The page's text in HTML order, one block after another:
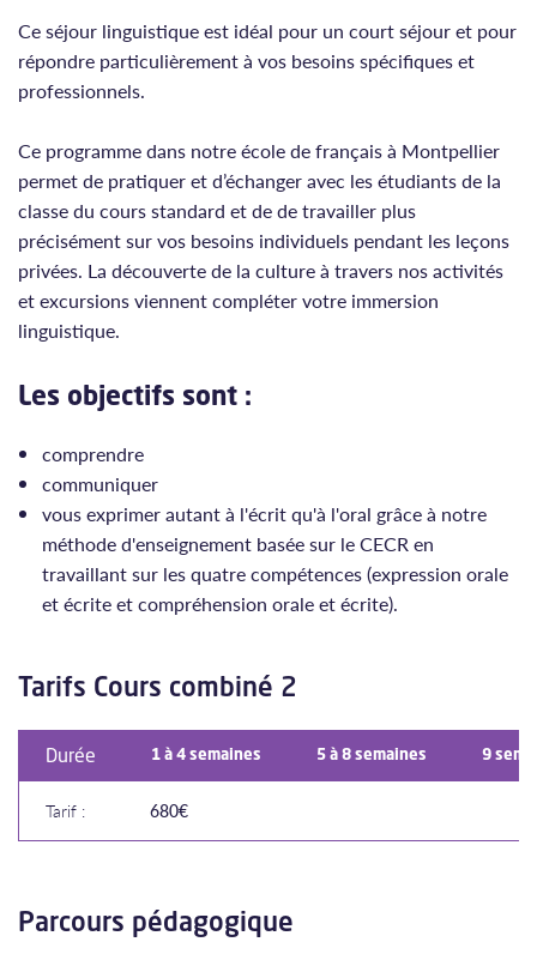
Ce séjour linguistiqueest idéal pour un court séjour et pour
répondre particulièrement à vos besoins spécifiques et
professionnels.
Ce programme dans notre école de français à Montpellier
permet de pratiquer et d’échanger avec les étudiants de la
classe du cours standard et de de travailler plus
précisément sur vos besoins individuels pendant les leçons
privées. La découverte de la culture à travers nos activités
et excursions viennent compléter votre immersion
linguistique.
Les objectifs sont :
comprendre
communiquer
vous exprimer autant à l'écrit qu'à l'oral grâce à notre
méthode d'enseignement basée sur le CECR en
travaillant sur les quatre compétences (expression orale
et écrite et compréhension orale et écrite).
Tarifs Cours combiné 2
Durée 1 à 4 semaines 5 à 8 semaines 9
Tarif : 680€
Parcours pédagogique